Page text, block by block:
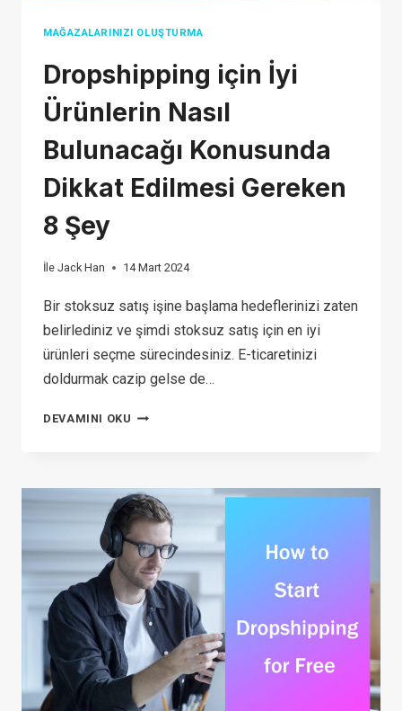
MAĞAZALARINIZI OLUŞTURMA
Dropshipping için İyi
Ürünlerin Nasıl
Bulunacağı Konusunda
Dikkat Edilmesi Gereken
8 Şey
İle Jack Han 14 Mart 2024
Bir stoksuz satış işine başlama hedeflerinizi zaten
belirlediniz ve şimdi stoksuz satış için en iyi
ürünleri seçme sürecindesiniz. E-ticaretinizi
doldurmak cazip gelse de…
DEVAMINI OKU DROPSHIPPING
ÜRÜNLERIN
NASIL
BULUNACAĞI
KONUSUNDA
DIKKAT
EDILMESI
GEREKEN
ŞEY